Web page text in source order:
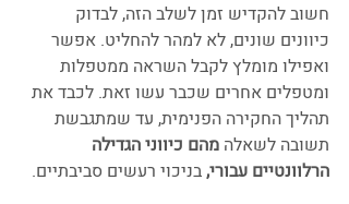
חשוב להקדיש זמן לשלב הזה, לבדוק
כיוונים שונים, לא למהר להחליט. אפשר
ואפילו מומלץ לקבל השראה ממטפלות
ומטפלים אחרים שכבר עשו זאת. לכבד את
תהליך החקירה הפנימית, עד שמתגבשת
תשובה לשאלה מהם כיווני הגדילה
הרלוונטיים עבורי, בניכוי רעשים סביבתיים.